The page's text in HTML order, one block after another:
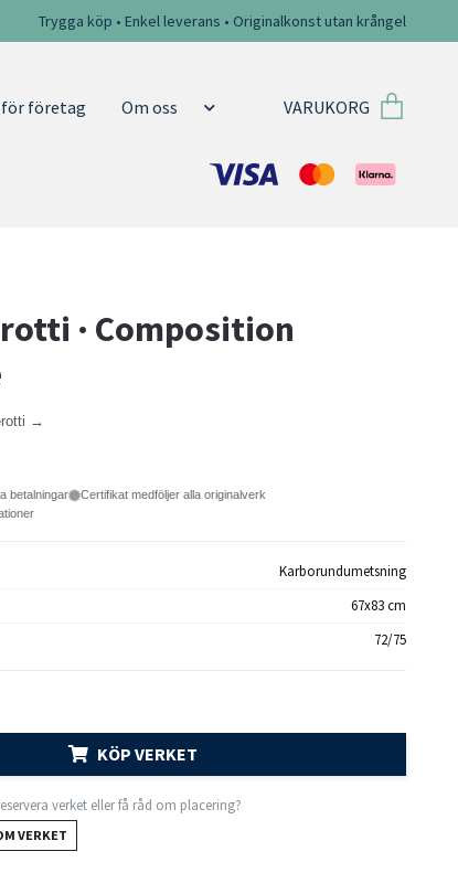
Trygga köp • Enkel leverans • Originalkonst utan krångel
företag Om oss VARUKORG
· Composition
→
betalningar
Certifikat medföljer alla originalverk
Karborundumetsning
67x83 cm
72/75
KÖP VERKET
verket eller få råd om placering?
VERKET